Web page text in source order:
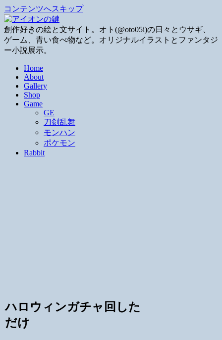
コンテンツへスキップ
創作好きの絵と文サイト。オト(@oto05i)の日々とウサギ、
ゲーム、青い食べ物など。オリジナルイラストとファンタジ
ー小説展示。
Home
About
Gallery
Shop
Game
GE
刀剣乱舞
モンハン
ポケモン
Rabbit
ハロウィンガチャ回した
だけ